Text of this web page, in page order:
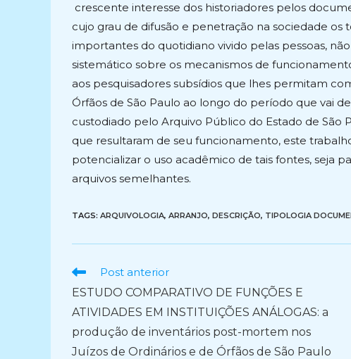
crescente interesse dos historiadores pelos
cujo grau de difusão e penetração na sociedade
importantes do quotidiano vivido pelas pessoas,
sistemático sobre os mecanismos de
aos pesquisadores subsídios que lhes permitam
Órfãos de São Paulo ao longo do período que vai
custodiado pelo Arquivo Público do Estado de São
que resultaram de seu funcionamento, este
potencializar o uso acadêmico de tais fontes, seja
arquivos semelhantes.
TAGS: ARQUIVOLOGIA, ARRANJO, DESCRIÇÃO, TIPOLOGIA
Ler
artigos
Post anterior
ESTUDO COMPARATIVO DE FUNÇÕES E
ATIVIDADES EM INSTITUIÇÕES ANÁLOGAS: a
produção de inventários post-mortem nos
Juízos de Ordinários e de Órfãos de São Paulo